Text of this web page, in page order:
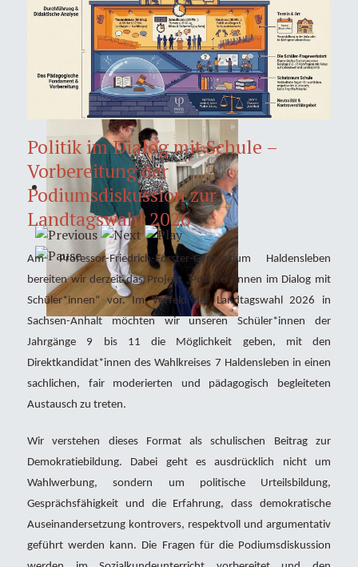
Politik im Dialog mit Schule –
Vorbereitung der
Podiumsdiskussion zur
Landtagswahl 2026
Am Professor-Friedrich-Förster-Gymnasium Haldensleben
bereiten wir derzeit das Projekt „Politiker*innen im Dialog mit
Schüler*innen“ vor. Im Vorfeld der Landtagswahl 2026 in
Sachsen-Anhalt möchten wir unseren Schüler*innen der
Jahrgänge 9 bis 11 die Möglichkeit geben, mit den
Direktkandidat*innen des Wahlkreises 7 Haldensleben in einen
sachlichen, fair moderierten und pädagogisch begleiteten
Austausch zu treten.
Wir verstehen dieses Format als schulischen Beitrag zur
Demokratiebildung. Dabei geht es ausdrücklich nicht um
Wahlwerbung, sondern um politische Urteilsbildung,
Gesprächsfähigkeit und die Erfahrung, dass demokratische
Auseinandersetzung kontrovers, respektvoll und argumentativ
geführt werden kann. Die Fragen für die Podiumsdiskussion